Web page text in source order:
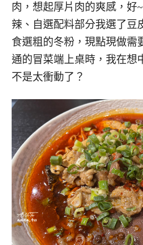
肉，想起厚片肉的爽感，好
辣、自選配料部分我選了豆
食選粗的冬粉，現點現做需
通的冒菜端上桌時，我在想
不是太衝動了？